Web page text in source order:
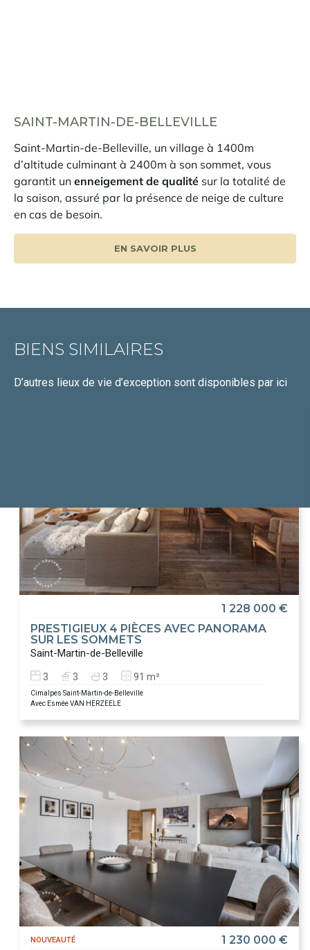
SAINT-MARTIN-DE-BELLEVILLE
Saint-Martin-de-Belleville, un village à 1400m
d’altitude culminant à 2400m à son sommet, vous
garantit un enneigement de qualité sur la totalité de
la saison, assuré par la présence de neige de culture
en cas de besoin.
EN SAVOIR PLUS
BIENS SIMILAIRES
D’autres lieux de vie d’exception sont disponibles par ici
1 228 000 €
PRESTIGIEUX 4 PIÈCES AVEC PANORAMA
SUR LES SOMMETS
Saint-Martin-de-Belleville
3 3 3 91 m²
Cimalpes Saint-Martin-de-Belleville
Avec Esmée VAN HERZEELE
NOUVEAUTÉ 1 230 000 €